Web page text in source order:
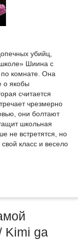
убийц,
Шиина с
комнате. Она
о якобы
считается
чрезмерно
они болтают
школьная
не встретятся, но
класс и весело
Kimi ga